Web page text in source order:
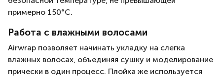
примерно 150°C.
Работа с влажными волосами
Airwrap позволяет начинать укладку на слегка
влажных волосах, объединяя сушку и моделирование
прически в один процесс. Плойка же используется